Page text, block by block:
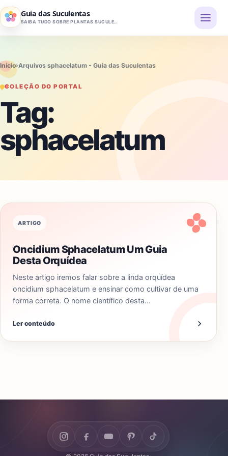
Pular para o conteúdo
Guia das Suculentas
SAIBA TUDO SOBRE PLANTAS SUCULENTAS
Início›Arquivos sphacelatum - Guia das Suculentas
COLEÇÃO DO PORTAL
Tag:
sphacelatum
ARTIGO
Oncidium Sphacelatum Um Guia
Desta Orquídea
Neste artigo iremos falar sobre a linda orquídea
oncidium sphacelatum e ensinar como cultivar de uma
forma correta. O nome científico desta…
Ler conteúdo